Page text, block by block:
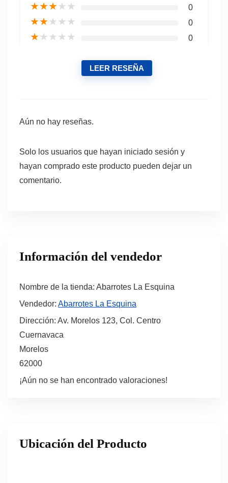
★★★★★ 0
★★★★★ 0
★★★★★ 0
LEER RESEÑA
Aún no hay reseñas.
Solo los usuarios que hayan iniciado sesión y
hayan comprado este producto pueden dejar un
comentario.
Información del vendedor
Nombre de la tienda: Abarrotes La Esquina
Vendedor: Abarrotes La Esquina
Dirección: Av. Morelos 123, Col. Centro
Cuernavaca
Morelos
62000
¡Aún no se han encontrado valoraciones!
Ubicación del Producto